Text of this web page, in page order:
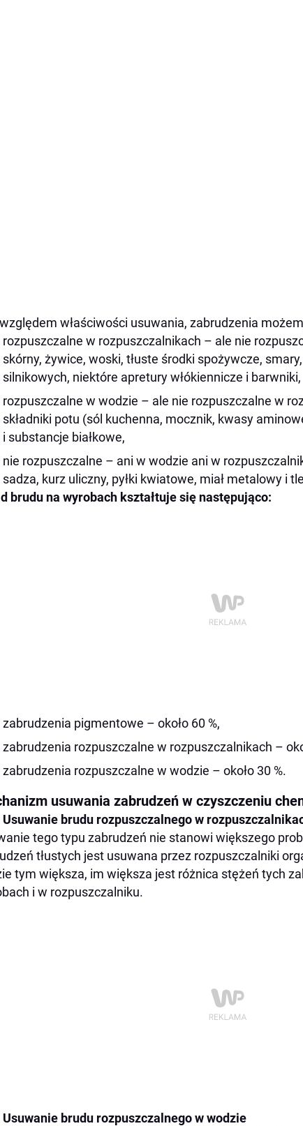
właściwości usuwania, zabrudzenia
rozpuszczalne w rozpuszczalnikach – ale nie
skórny, żywice, woski, tłuste środki spożywcze,
silnikowych, niektóre apretury włókiennicze i barwniki,
rozpuszczalne w wodzie – ale nie rozpuszczalne w
składniki potu (sól kuchenna, mocznik, kwasy
i substancje białkowe,
nie rozpuszczalne – ani w wodzie ani w
sadza, kurz uliczny, pyłki kwiatowe, miał metalowy i
brudu na wyrobach kształtuje się następująco:
zabrudzenia pigmentowe – około 60 %,
zabrudzenia rozpuszczalne w rozpuszczalnikach –
zabrudzenia rozpuszczalne w wodzie – około 30 %.
usuwania zabrudzeń w czyszczeniu
Usuwanie brudu rozpuszczalnego w
tego typu zabrudzeń nie stanowi większego
tłustych jest usuwana przez rozpuszczalniki
tym większa, im większa jest różnica stężeń tych
i w rozpuszczalniku.
Usuwanie brudu rozpuszczalnego w wodzie